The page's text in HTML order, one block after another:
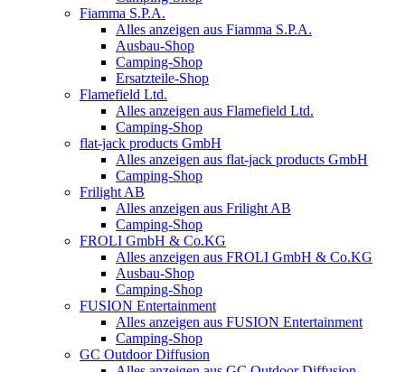
Fiamma S.P.A.
Alles anzeigen aus Fiamma S.P.A.
Ausbau-Shop
Camping-Shop
Ersatzteile-Shop
Flamefield Ltd.
Alles anzeigen aus Flamefield Ltd.
Camping-Shop
flat-jack products GmbH
Alles anzeigen aus flat-jack products GmbH
Camping-Shop
Frilight AB
Alles anzeigen aus Frilight AB
Camping-Shop
FROLI GmbH & Co.KG
Alles anzeigen aus FROLI GmbH & Co.KG
Ausbau-Shop
Camping-Shop
FUSION Entertainment
Alles anzeigen aus FUSION Entertainment
Camping-Shop
GC Outdoor Diffusion